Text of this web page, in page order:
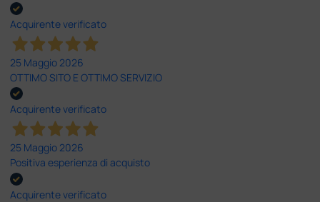
Acquirente verificato
25 Maggio 2026
OTTIMO SITO E OTTIMO SERVIZIO
Acquirente verificato
25 Maggio 2026
Positiva esperienza di acquisto
Acquirente verificato